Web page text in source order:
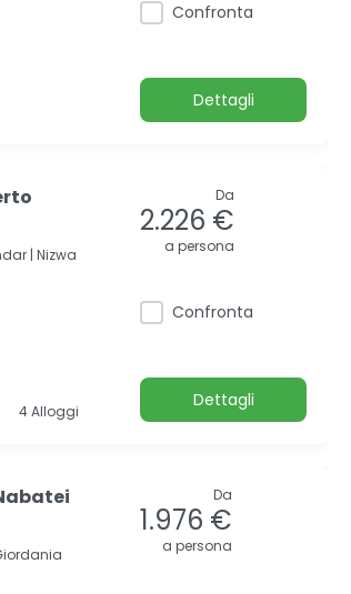
Confronta
Dettagli
| Nizwa
4 Alloggi
Da
2.226 €
a persona
Confronta
Dettagli
Da
1.976 €
a persona